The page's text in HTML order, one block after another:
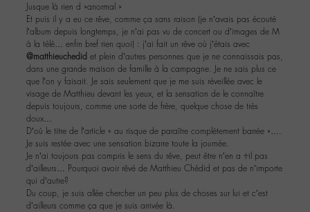
Jusque là rien d »anormal »
Et puis il y a eu ce rêve, comme ça sans raison (je n’avais pas écouté
l’album depuis longtemps, je n’ai pas vu de concert ou d’images de M
à la télé… enfin bref rien quoi) : j’ai fait un rêve où j’étais avec
@matthieuchedid et plein d’autres personnes que je ne connaissais pas,
dans une grande maison de famille à la campagne. Je ne sais plus ce
que l’on y faisait. Je sais seulement que je me suis réveillée avec le
visage de Matthieu devant les yeux, et la sensation de le connaître
depuis toujours, comme une sorte de frère, quelque chose de très
doux…
D’où le titre de l’article « au risque de paraître complètement barrée »….
Je suis restée avec une sensation bizarre toute la journée.
Je n’ai toujours pas compris le sens du rêve, peut être n’en a -t-il pas
d’ailleurs… Pourquoi avoir rêvé de Matthieu Chédid et pas de n’importe
qui d’autre?
Du coup, je suis allée chercher un peu plus de choses sur lui et c’est
d’ailleurs comme ça que je suis arrivée là.